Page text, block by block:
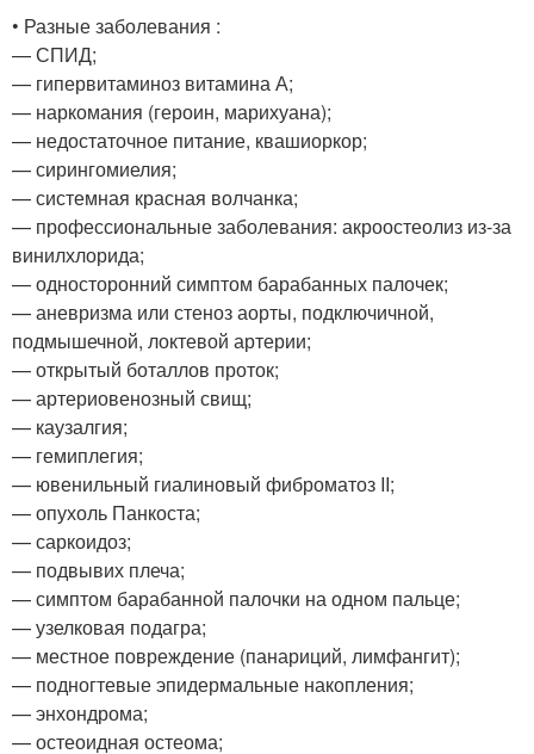
• Разные заболевания :
— СПИД;
— гипервитаминоз витамина А;
— наркомания (героин, марихуана);
— недостаточное питание, квашиоркор;
— сирингомиелия;
— системная красная волчанка;
— профессиональные заболевания: акроостеолиз из-за
винилхлорида;
— односторонний симптом барабанных палочек;
— аневризма или стеноз аорты, подключичной,
подмышечной, локтевой артерии;
— открытый боталлов проток;
— артериовенозный свищ;
— каузалгия;
— гемиплегия;
— ювенильный гиалиновый фиброматоз II;
— опухоль Панкоста;
— саркоидоз;
— подвывих плеча;
— симптом барабанной палочки на одном пальце;
— узелковая подагра;
— местное повреждение (панариций, лимфангит);
— подногтевые эпидермальные накопления;
— энхондрома;
— остеоидная остеома;